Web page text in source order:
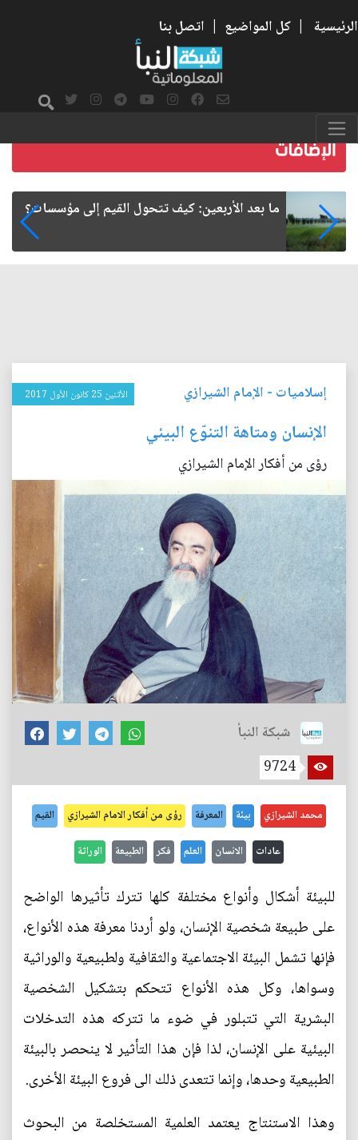
الرئيسية | كل المواضيع | اتصل بنا
الأربعين.. قضية تتجاوز الدسائس
إسلاميات - الإمام الشيرازي الأثنين 25 كانون الأول 2017
الإنسان ومتاهة التنوّع البيئي
رؤى من أفكار الإمام الشيرازي
شبكة النبأ
9724
محمد الشيرازي بيئة المعرفة رؤى من أفكار الامام الشيرازي القيم
عادات الانسان العلم فكر الطبيعة الوراثة
للبيئة أشكال وأنواع مختلفة كلها تترك تأثيرها الواضح
على طبيعة شخصية الإنسان، ولو أردنا معرفة هذه الأنواع،
فإنها تشمل البيئة الاجتماعية والثقافية ولطبيعية والوراثية
وسواها، وكل هذه الأنواع تتحكم بتشكيل الشخصية
البشرية التي تتبلور في ضوء ما تتركه هذه التدخلات
البيئية على الإنسان، لذا فإن هذا التأثير لا ينحصر بالبيئة
الطبيعية وحدها، وإنما تتعدى ذلك الى فروع البيئة الأخرى.
وهذا الاستنتاج يعتمد العلمية المستخلصة من البحوث